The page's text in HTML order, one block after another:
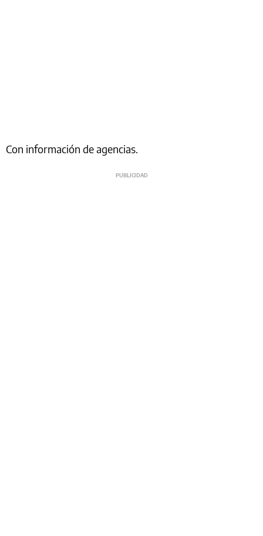
Con información de agencias.